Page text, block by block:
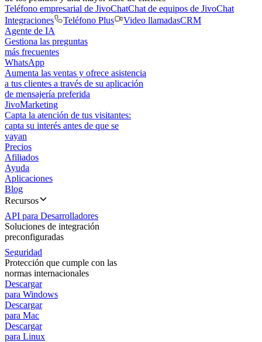
Teléfono empresarial de JivoChatChat de equipos de JivoChat
Integraciones
Teléfono Plus Video llamadasCRM
Agente de IA
Gestiona las preguntas
más frecuentes
WhatsApp
Aumenta las ventas y ofrece asistencia
a tus clientes a través de su aplicación
de mensajería preferida
JivoMarketing
Capta la atención de tus visitantes:
capta su interés antes de que se
vayan
Precios
Afiliados
Ayuda
Aplicaciones
Blog
Recursos
API para Desarrolladores
Soluciones de integración
preconfiguradas
Seguridad
Protección que cumple con las
normas internacionales
Descargar
para Windows
Descargar
para Mac
Descargar
para Linux